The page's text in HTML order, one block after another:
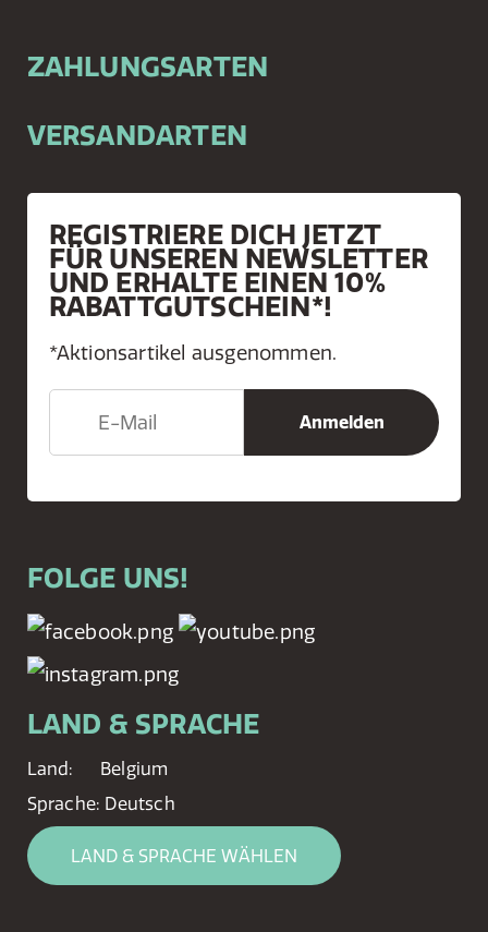
ZAHLUNGSARTEN
VERSANDARTEN
REGISTRIERE DICH JETZT
FÜR UNSEREN NEWSLETTER
UND ERHALTE EINEN 10%
RABATTGUTSCHEIN*!
*Aktionsartikel ausgenommen.
FOLGE UNS!
LAND & SPRACHE
Land:
Belgium
Sprache: Deutsch
LAND & SPRACHE WÄHLEN